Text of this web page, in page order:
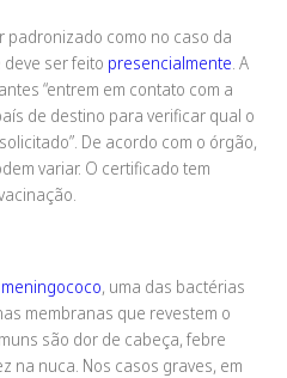
padronizado como no caso da
ser feito presencialmente. A
“entrem em contato com a
de destino para verificar qual o
De acordo com o órgão,
variar. O certificado tem
meningococo, uma das bactérias
membranas que revestem o
são dor de cabeça, febre
na nuca. Nos casos graves, em